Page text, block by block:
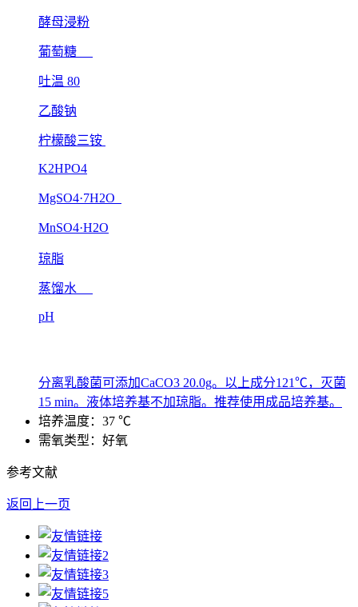
酵母浸粉
葡萄糖
吐温 80
乙酸钠
柠檬酸三铵
K2HPO4
MgSO4·7H2O
MnSO4·H2O
琼脂
蒸馏水
pH
分离乳酸菌可添加CaCO3 20.0g。以上成分121℃，灭菌
15 min。液体培养基不加琼脂。推荐使用成品培养基。
培养温度：37 ℃
需氧类型：好氧
参考文献
返回上一页